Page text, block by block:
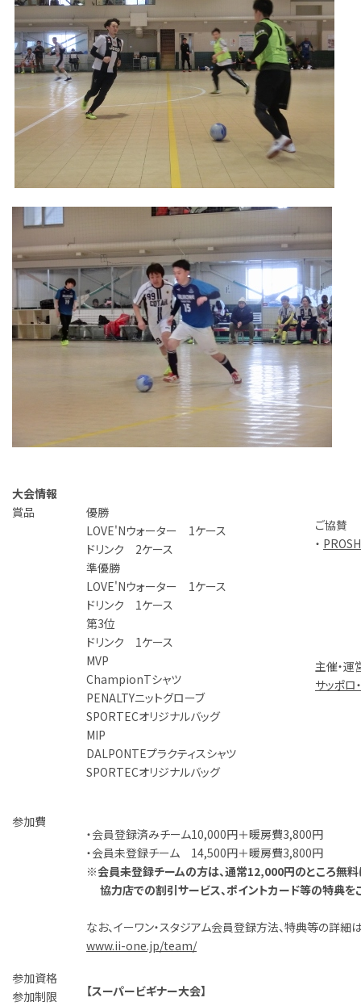
大会情報
賞品
優勝
LOVE'Nウォーター 1ケース
ドリンク 2ケース
準優勝
LOVE'Nウォーター 1ケース
ドリンク 1ケース
第3位
ドリンク 1ケース
MVP
ChampionTシャツ
PENALTYニットグローブ
SPORTECオリジナルバッグ
MIP
DALPONTEプラクティスシャツ
SPORTECオリジナルバッグ
ご協賛
・
主催・運
サッポロ
参加費
・会員登録済みチーム10,000円＋暖房費3,800円
・会員未登録チーム
14,500円＋暖房費3,800円
※会員未登録チームの方は、通常12,000円のところ無料
協力店での割引サービス、ポイントカード等の特典を
なお、イーワン・スタジアム会員登録方法、特典等の詳細
www.ii-one.jp/team/
参加資格
参加制限
【スーパービギナー大会】